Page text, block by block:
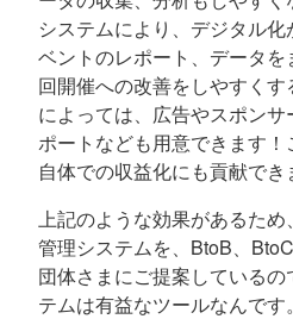
システムにより、デジタル
ベントのレポート、データ
回開催への改善をしやすく
によっては、広告やスポン
ポートなども用意できます！
自体での収益化にも貢献でき
上記のような効果があるため
管理システムを、BtoB、
団体さまにご提案している
テムは有益なツールなんです。